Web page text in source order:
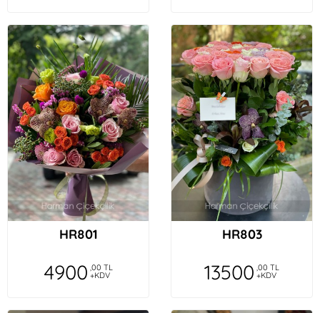
HR801
4900 ,00 TL
+KDV
HR803
13500 ,00 TL
+KDV